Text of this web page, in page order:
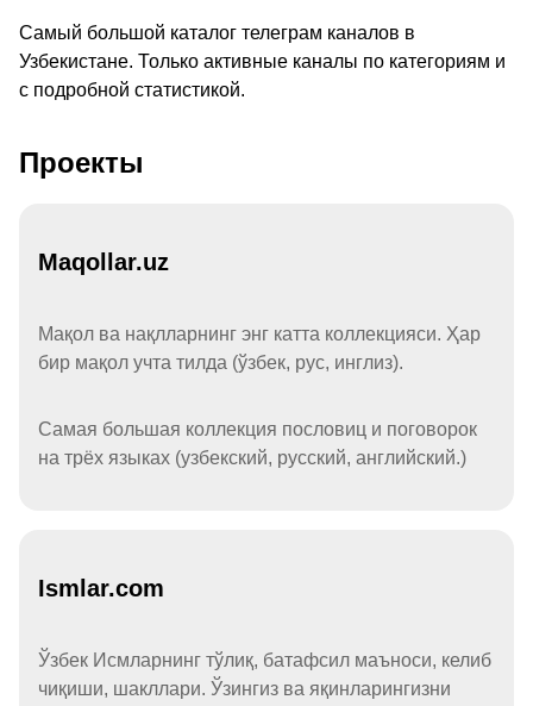
Самый большой каталог телеграм каналов в
Узбекистане. Только активные каналы по категориям и
с подробной статистикой.
Проекты
Maqollar.uz
Мақол ва нақлларнинг энг катта коллекцияси. Ҳар
бир мақол учта тилда (ўзбек, рус, инглиз).
Самая большая коллекция пословиц и поговорок
на трёх языках (узбекский, русский, английский.)
Ismlar.com
Ўзбек Исмларнинг тўлиқ, батафсил маъноси, келиб
чиқиши, шакллари. Ўзингиз ва яқинларингизни